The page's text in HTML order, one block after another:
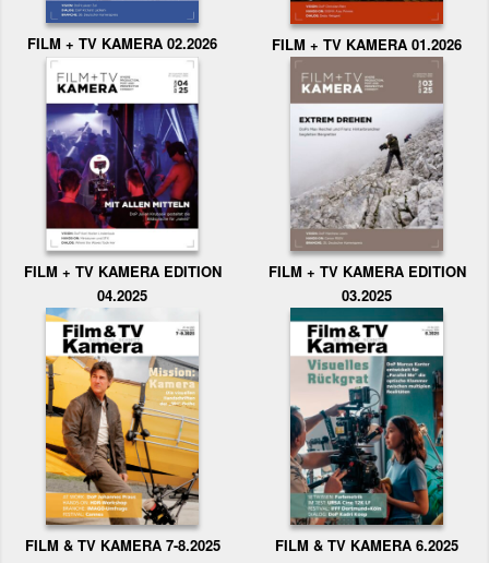
FILM + TV KAMERA 02.2026 FILM + TV KAMERA 01.2026
FILM + TV KAMERA EDITION
04.2025
FILM + TV KAMERA EDITION
03.2025
FILM & TV KAMERA 7-8.2025 FILM & TV KAMERA 6.2025